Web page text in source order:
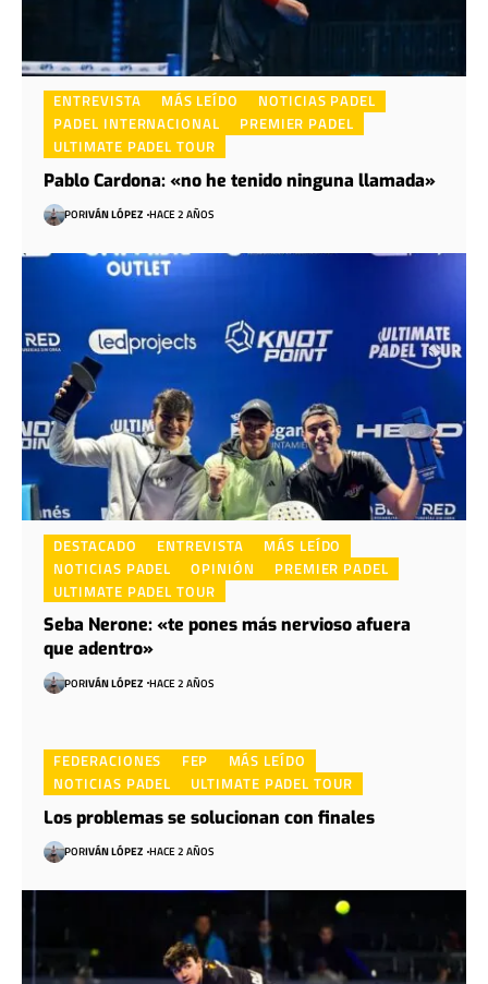
ENTREVISTA MÁS LEÍDO
NOTICIAS PADEL
PADEL INTERNACIONAL
PREMIER PADEL
ULTIMATE PADEL TOUR
Pablo Cardona: «no he tenido ninguna llamada»
PORIVÁN LÓPEZ HACE 2 AÑOS
DESTACADO ENTREVISTA
MÁS LEÍDO
NOTICIAS PADEL
OPINIÓN
PREMIER PADEL
ULTIMATE PADEL TOUR
Seba Nerone: «te pones más nervioso afuera
que adentro»
PORIVÁN LÓPEZ HACE 2 AÑOS
FEDERACIONES FEP
MÁS LEÍDO
NOTICIAS PADEL
ULTIMATE PADEL TOUR
Los problemas se solucionan con finales
PORIVÁN LÓPEZ HACE 2 AÑOS